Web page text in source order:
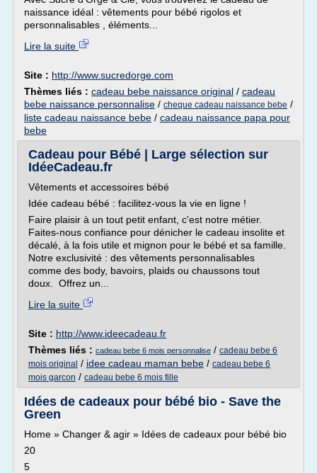
naissance idéal : vêtements pour bébé rigolos et
personnalisables , éléments...
Lire la suite
Site : http://www.sucredorge.com
Thèmes liés : cadeau bebe naissance original / cadeau
bebe naissance personnalise / cheque cadeau naissance bebe /
liste cadeau naissance bebe / cadeau naissance papa pour
bebe
Cadeau pour Bébé | Large sélection sur
IdéeCadeau.fr
Vêtements et accessoires bébé
Idée cadeau bébé : facilitez-vous la vie en ligne !
Faire plaisir à un tout petit enfant, c'est notre métier.
Faites-nous confiance pour dénicher le cadeau insolite et
décalé, à la fois utile et mignon pour le bébé et sa famille.
Notre exclusivité : des vêtements personnalisables
comme des body, bavoirs, plaids ou chaussons tout
doux. Offrez un...
Lire la suite
Site : http://www.ideecadeau.fr
Thèmes liés : cadeau bebe 6 mois personnalise / cadeau bebe 6
mois original / idee cadeau maman bebe / cadeau bebe 6
mois garcon / cadeau bebe 6 mois fille
Idées de cadeaux pour bébé bio - Save the
Green
Home » Changer & agir » Idées de cadeaux pour bébé bio
20
5